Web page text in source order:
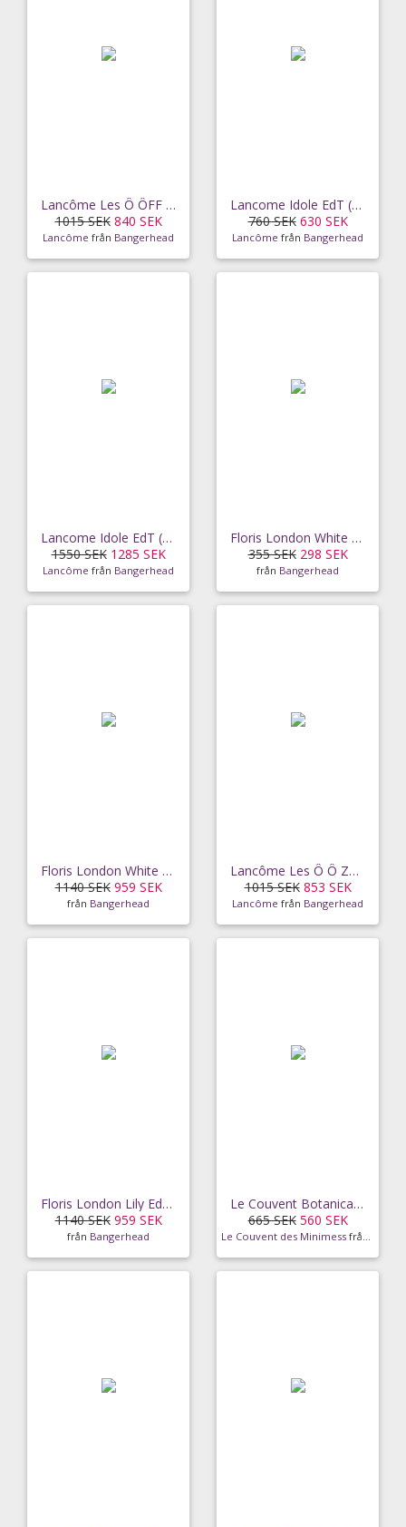
Lancôme Les Ô ÔFF NOW EdT (100 ml)
1015 SEK 840 SEK
Lancôme från Bangerhead
Lancome Idole EdT (25 ml)
760 SEK 630 SEK
Lancôme från Bangerhead
Lancome Idole EdT (100 ml)
1550 SEK 1285 SEK
Lancôme från Bangerhead
Floris London White Rose EdT (10 ml)
355 SEK 298 SEK
från Bangerhead
Floris London White Rose EdT (50 ml)
1140 SEK 959 SEK
från Bangerhead
Lancôme Les Ô Ô ZENITH EdT (100 ml)
1015 SEK 853 SEK
Lancôme från Bangerhead
Floris London Lily EdT (50 ml)
1140 SEK 959 SEK
från Bangerhead
Le Couvent Botanical Cologne Aqua Majestae (50ml)
665 SEK 560 SEK
Le Couvent des Minimess från